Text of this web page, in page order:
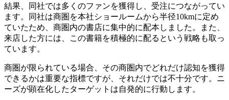
結果、同社では多くのファンを獲得し、受注につながってい
ます。同社は商圏を本社ショールームから半径10kmに定め
ていたため、商圏内の書店に集中的に配本しました。また、
来店した方には、この書籍を積極的に配るという戦略も取っ
ています。
商圏が限られている場合、その商圏内でどれだけ認知を獲得
できるかは重要な指標ですが、それだけでは不十分です。ニ
ーズが顕在化したターゲットは自発的に行動します。